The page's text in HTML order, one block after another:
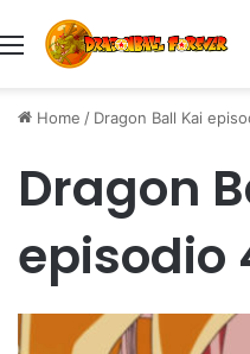
Menu
Home / Dragon Ball Kai
Dragon
episodio